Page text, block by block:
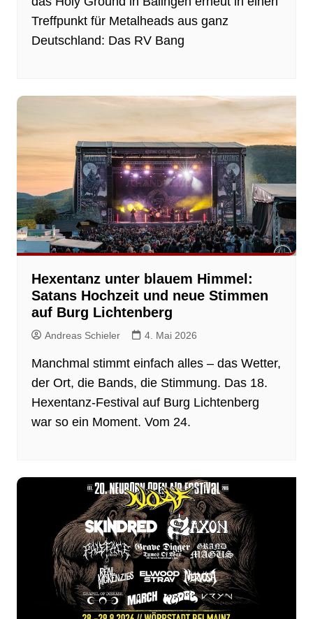
Treffpunkt für Metalheads aus ganz
Deutschland: Das RV Bang
Hexentanz unter blauem Himmel:
Satans Hochzeit und neue Stimmen
auf Burg Lichtenberg
Andreas Schieler 4. Mai 2026
Manchmal stimmt einfach alles – das Wetter,
der Ort, die Bands, die Stimmung. Das 18.
Hexentanz-Festival auf Burg Lichtenberg
war so ein Moment. Vom 24.